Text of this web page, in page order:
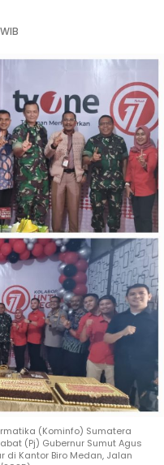
(Kominfo) Sumatera
(Pj) Gubernur Sumut Agus
Kantor Biro Medan, Jalan